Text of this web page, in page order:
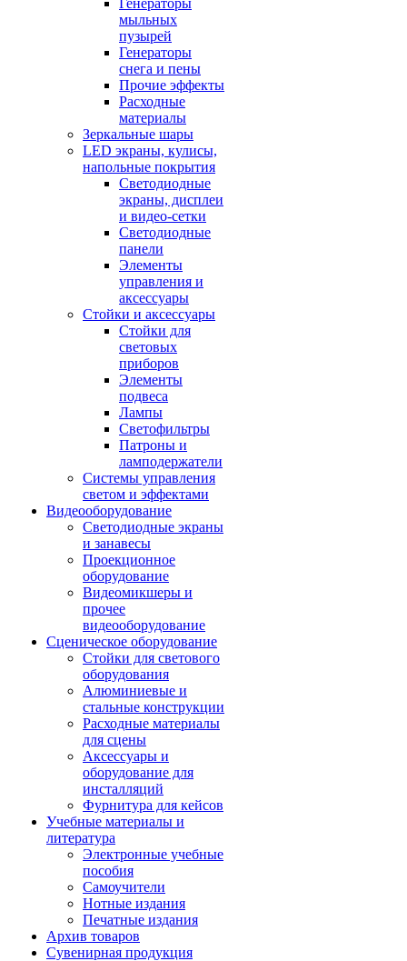
Генераторы
мыльных
пузырей
Генераторы
снега и пены
Прочие эффекты
Расходные
материалы
Зеркальные шары
LED экраны, кулисы,
напольные покрытия
Светодиодные
экраны, дисплеи
и видео-сетки
Светодиодные
панели
Элементы
управления и
аксессуары
Стойки и аксессуары
Стойки для
световых
приборов
Элементы
подвеса
Лампы
Светофильтры
Патроны и
ламподержатели
Системы управления
светом и эффектами
Видеооборудование
Светодиодные экраны
и занавесы
Проекционное
оборудование
Видеомикшеры и
прочее
видеооборудование
Сценическое оборудование
Стойки для светового
оборудования
Алюминиевые и
стальные конструкции
Расходные материалы
для сцены
Аксессуары и
оборудование для
инсталляций
Фурнитура для кейсов
Учебные материалы и
литература
Электронные учебные
пособия
Самоучители
Нотные издания
Печатные издания
Архив товаров
Сувенирная продукция